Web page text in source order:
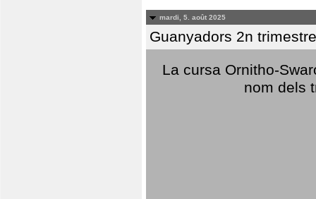
mardi, 5. août 2025
Guanyadors 2n
La cursa Ornitho-
nom dels